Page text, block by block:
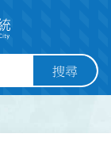
搜尋